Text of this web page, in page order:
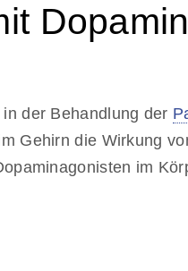
der Behandlung der
Gehirn die Wirkung
im